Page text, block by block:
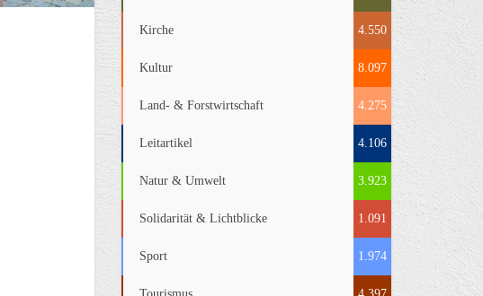
Kirche 4.550
Kultur 8.097
Land- & Forstwirtschaft 4.275
Leitartikel 4.106
Natur & Umwelt 3.923
Solidarität & Lichtblicke 1.091
Sport 1.974